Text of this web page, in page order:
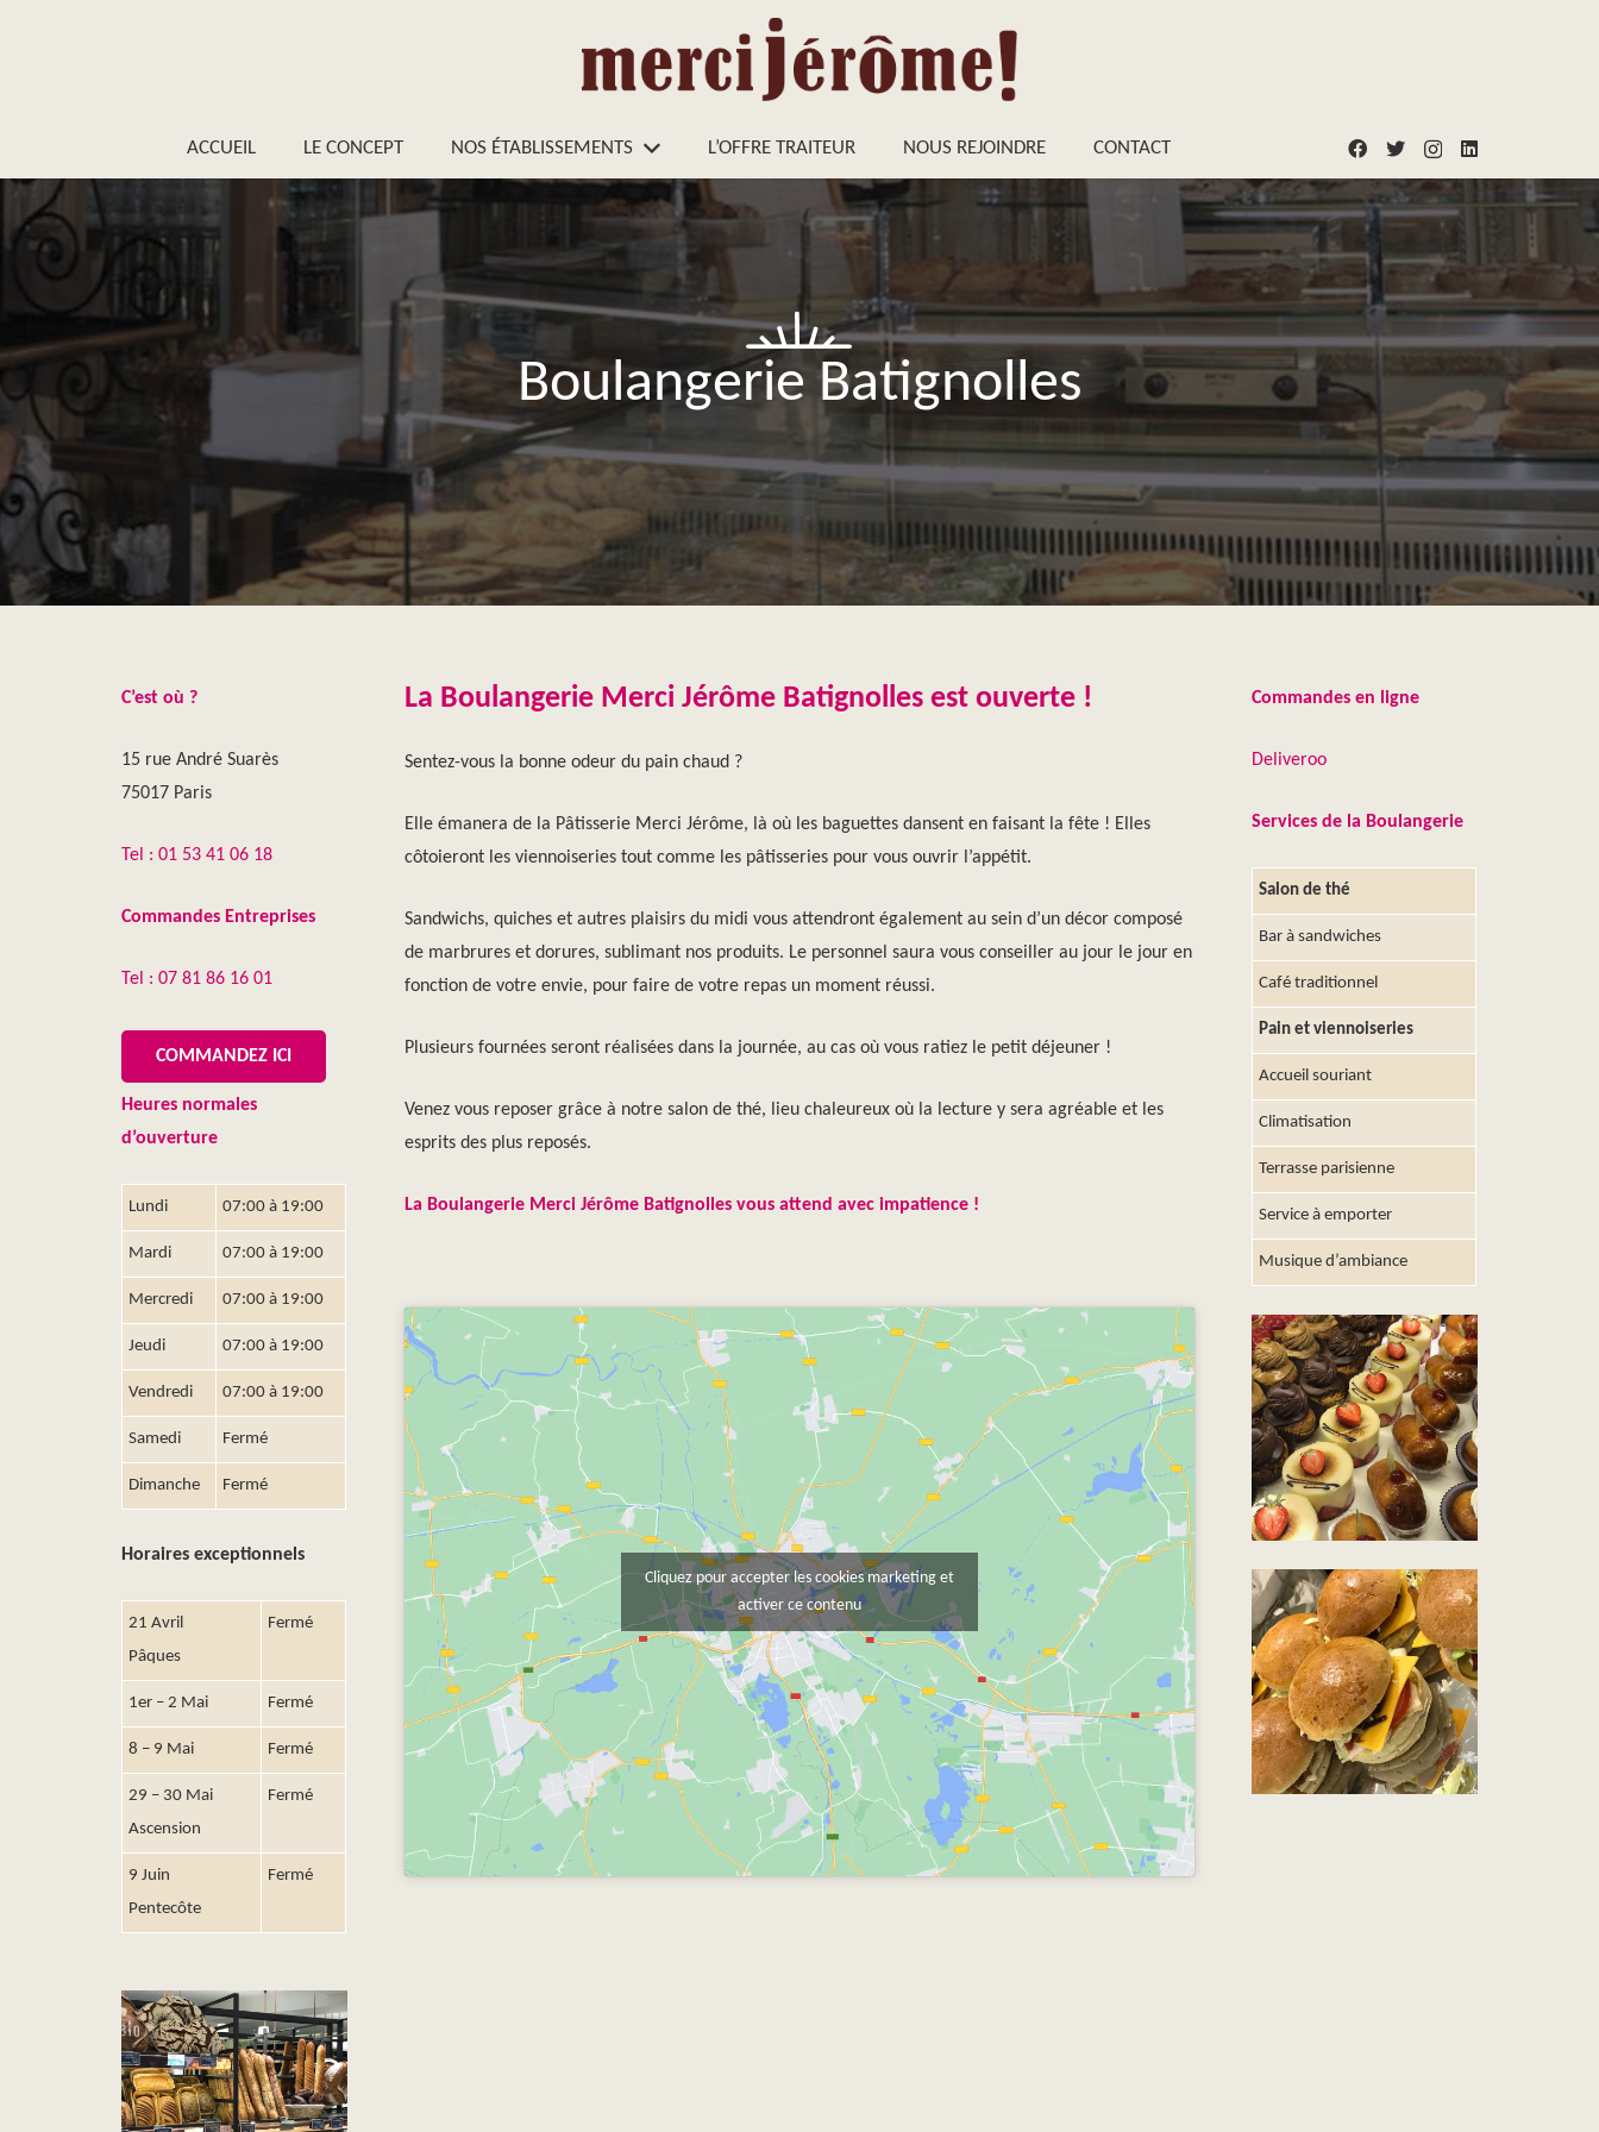
ACCUEIL LE CONCEPT NOS ÉTABLISSEMENTS L’OFFRE TRAITEUR NOUS REJOINDRE CONTACT
Boulangerie Batignolles
C’est où ?
15 rue André Suarès
75017 Paris
Tel : 01 53 41 06 18
Commandes Entreprises
Tel : 07 81 86 16 01
COMMANDEZ ICI
Heures normales
d’ouverture
Lundi 07:00 à 19:00
Mardi 07:00 à 19:00
Mercredi 07:00 à 19:00
Jeudi 07:00 à 19:00
Vendredi 07:00 à 19:00
Samedi Fermé
Dimanche Fermé
Horaires exceptionnels
21 Avril
Pâques
Fermé
1er – 2 Mai Fermé
8 – 9 Mai Fermé
29 – 30 Mai
Ascension
Fermé
9 Juin
Pentecôte
Fermé
La Boulangerie Merci Jérôme Batignolles est ouverte !
Sentez-vous la bonne odeur du pain chaud ?
Elle émanera de la Pâtisserie Merci Jérôme, là où les baguettes dansent en faisant la fête ! Elles
côtoieront les viennoiseries tout comme les pâtisseries pour vous ouvrir l’appétit.
Sandwichs, quiches et autres plaisirs du midi vous attendront également au sein d’un décor composé
de marbrures et dorures, sublimant nos produits. Le personnel saura vous conseiller au jour le jour en
fonction de votre envie, pour faire de votre repas un moment réussi.
Plusieurs fournées seront réalisées dans la journée, au cas où vous ratiez le petit déjeuner !
Venez vous reposer grâce à notre salon de thé, lieu chaleureux où la lecture y sera agréable et les
esprits des plus reposés.
La Boulangerie Merci Jérôme Batignolles vous attend avec impatience !
Cliquez pour accepter les cookies marketing et
activer ce contenu
Commandes en ligne
Deliveroo
Services de la Boulangerie
Salon de thé
Bar à sandwiches
Café traditionnel
Pain et viennoiseries
Accueil souriant
Climatisation
Terrasse parisienne
Service à emporter
Musique d’ambiance
FABRICATION
ARTISANALE DE
QUALITÉ !
GOURMANDISE !